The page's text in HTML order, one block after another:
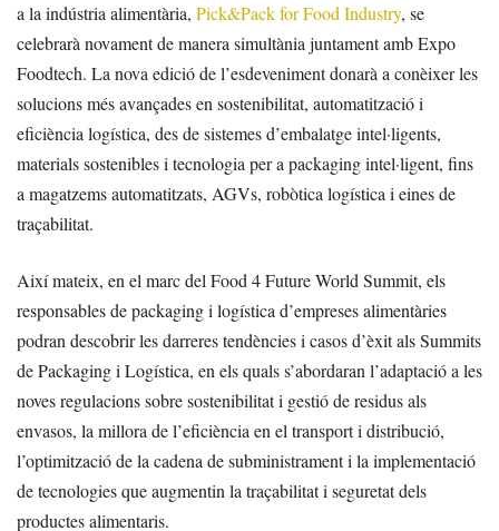
a la indústria alimentària, Pick&Pack for Food Industry, se
celebrarà novament de manera simultània juntament amb Expo
Foodtech. La nova edició de l’esdeveniment donarà a conèixer les
solucions més avançades en sostenibilitat, automatització i
eficiència logística, des de sistemes d’embalatge intel·ligents,
materials sostenibles i tecnologia per a packaging intel·ligent, fins
a magatzems automatitzats, AGVs, robòtica logística i eines de
traçabilitat.
Així mateix, en el marc del Food 4 Future World Summit, els
responsables de packaging i logística d’empreses alimentàries
podran descobrir les darreres tendències i casos d’èxit als Summits
de Packaging i Logística, en els quals s’abordaran l’adaptació a les
noves regulacions sobre sostenibilitat i gestió de residus als
envasos, la millora de l’eficiència en el transport i distribució,
l’optimització de la cadena de subministrament i la implementació
de tecnologies que augmentin la traçabilitat i seguretat dels
productes alimentaris.